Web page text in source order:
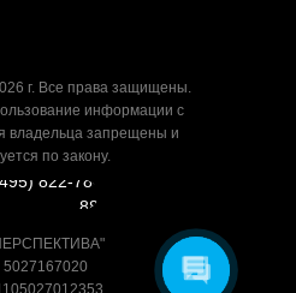
822-78-
88
г. Все права защищены.
информации с
владельца запрещены и
по закону.